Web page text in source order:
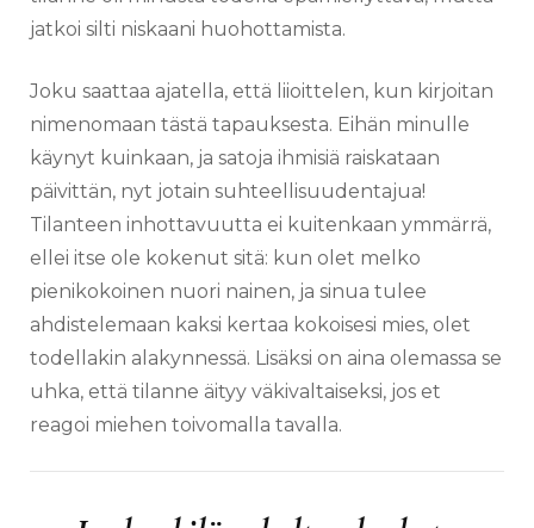
jatkoi silti niskaani huohottamista.
Joku saattaa ajatella, että liioittelen, kun kirjoitan
nimenomaan tästä tapauksesta. Eihän minulle
käynyt kuinkaan, ja satoja ihmisiä raiskataan
päivittän, nyt jotain suhteellisuudentajua!
Tilanteen inhottavuutta ei kuitenkaan ymmärrä,
ellei itse ole kokenut sitä: kun olet melko
pienikokoinen nuori nainen, ja sinua tulee
ahdistelemaan kaksi kertaa kokoisesi mies, olet
todellakin alakynnessä. Lisäksi on aina olemassa se
uhka, että tilanne äityy väkivaltaiseksi, jos et
reagoi miehen toivomalla tavalla.